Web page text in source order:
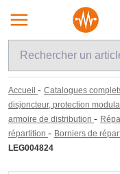
Accueil - Catalogues
disjoncteur, protection
armoire de distribution -
répartition - Borniers de
LEG004824